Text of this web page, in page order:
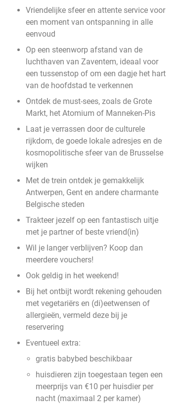
Vriendelijke sfeer en attente service voor
een moment van ontspanning in alle
eenvoud
Op een steenworp afstand van de
luchthaven van Zaventem, ideaal voor
een tussenstop of om een dagje het hart
van de hoofdstad te verkennen
Ontdek de must-sees, zoals de Grote
Markt, het Atomium of Manneken-Pis
Laat je verrassen door de culturele
rijkdom, de goede lokale adresjes en de
kosmopolitische sfeer van de Brusselse
wijken
Met de trein ontdek je gemakkelijk
Antwerpen, Gent en andere charmante
Belgische steden
Trakteer jezelf op een fantastisch uitje
met je partner of beste vriend(in)
Wil je langer verblijven? Koop dan
meerdere vouchers!
Ook geldig in het weekend!
Bij het ontbijt wordt rekening gehouden
met vegetariërs en (di)eetwensen of
allergieën, vermeld deze bij je
reservering
Eventueel extra:
gratis babybed beschikbaar
huisdieren zijn toegestaan tegen een
meerprijs van €10 per huisdier per
nacht (maximaal 2 per kamer)